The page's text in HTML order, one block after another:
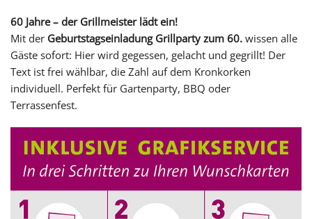
60 Jahre – der Grillmeister lädt ein!
Mit der Geburtstagseinladung Grillparty zum 60. wissen alle
Gäste sofort: Hier wird gegessen, gelacht und gegrillt! Der
Text ist frei wählbar, die Zahl auf dem Kronkorken
individuell. Perfekt für Gartenparty, BBQ oder
Terrassenfest.